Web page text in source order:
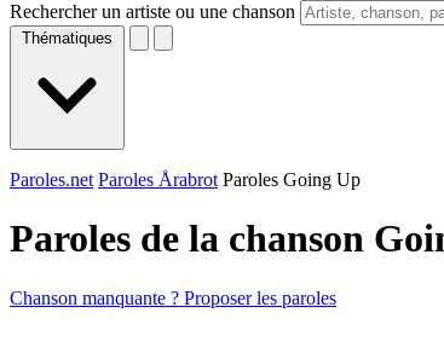
Rechercher un artiste ou une chanson
Thématiques
Paroles.net Paroles Årabrot Paroles Going Up
Paroles de la chanson
Chanson manquante ? Proposer les paroles